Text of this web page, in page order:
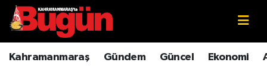
Kahramanmaraş Gündem Güncel Ekonomi
Kahramanmaraş
Kahramanmaraş Nöbetçi Eczaneler